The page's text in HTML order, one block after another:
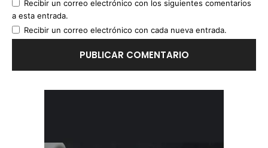
Recibir un correo electrónico con los siguientes comentarios
a esta entrada.
Recibir un correo electrónico con cada nueva entrada.